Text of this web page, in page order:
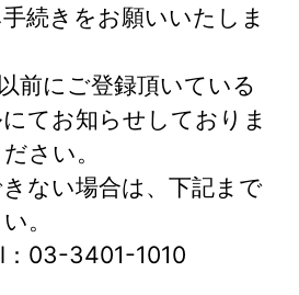
続きをお願いいたしま
前にご登録頂いている
てお知らせしておりま
さい。
ない場合は、下記まで
。
03-3401-1010